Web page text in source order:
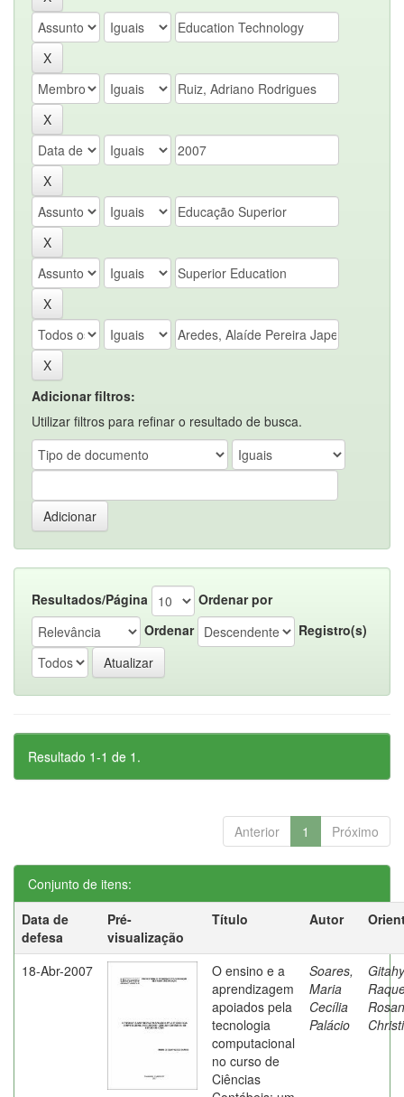
Adicionar filtros:
Utilizar filtros para refinar o resultado de busca.
Resultados/Página
Ordenar por
Ordenar
Registro(s)
Resultado 1-1 de 1.
Anterior 1 Próximo
Conjunto de itens:
Data de
defesa
Pré-
visualização
Título Autor
18-Abr-2007
O ensino e a
aprendizagem
apoiados pela
tecnologia
computacional
no curso de
Ciências
Soares,
Maria
Cecília
Palácio
Rosan